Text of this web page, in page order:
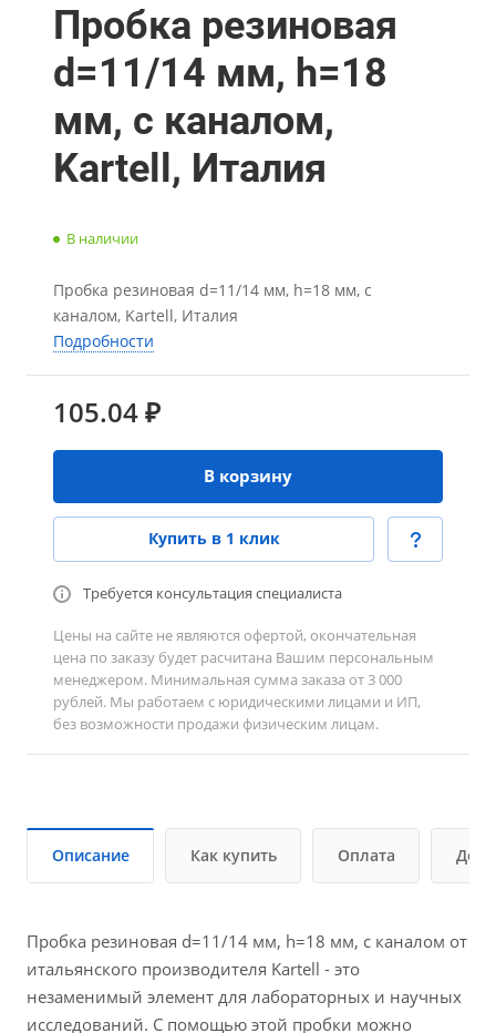
Пробка резиновая
d=11/14 мм, h=18
мм, с каналом,
Kartell, Италия
В наличии
Пробка резиновая d=11/14 мм, h=18 мм, с
каналом, Kartell, Италия
Подробности
105.04 ₽
В корзину
Купить в 1 клик
Требуется консультация специалиста
Цены на сайте не являются офертой, окончательная
цена по заказу будет расчитана Вашим персональным
менеджером. Минимальная сумма заказа от 3 000
рублей. Мы работаем с юридическими лицами и ИП,
без возможности продажи физическим лицам.
Описание Как купить Оплата
Пробка резиновая d=11/14 мм, h=18 мм, с каналом от
итальянского производителя Kartell - это
незаменимый элемент для лабораторных и научных
исследований. С помощью этой пробки можно